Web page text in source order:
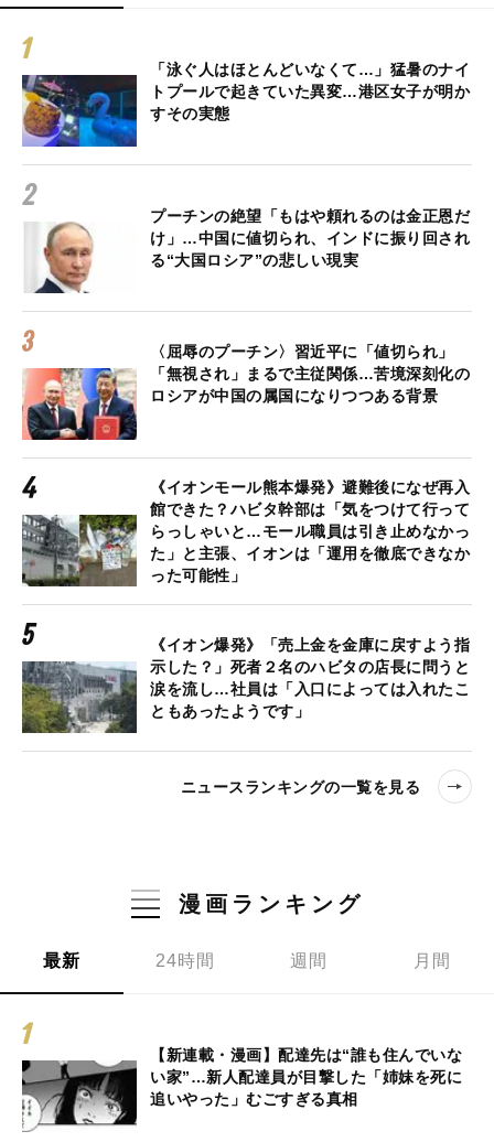
「泳ぐ人はほとんどいなくて…」猛暑のナイ
トプールで起きていた異変…港区女子が明か
すその実態
プーチンの絶望「もはや頼れるのは金正恩だ
け」…中国に値切られ、インドに振り回され
る“大国ロシア”の悲しい現実
〈屈辱のプーチン〉習近平に「値切られ」
「無視され」まるで主従関係…苦境深刻化の
ロシアが中国の属国になりつつある背景
《イオンモール熊本爆発》避難後になぜ再入
館できた？ハビタ幹部は「気をつけて行って
らっしゃいと…モール職員は引き止めなかっ
た」と主張、イオンは「運用を徹底できなか
った可能性」
《イオン爆発》「売上金を金庫に戻すよう指
示した？」死者２名のハビタの店長に問うと
涙を流し…社員は「入口によっては入れたこ
ともあったようです」
ニュースランキングの一覧を見る
漫画ランキング
最新 24時間 週間 月間
【新連載・漫画】配達先は“誰も住んでいな
い家”…新人配達員が目撃した「姉妹を死に
追いやった」むごすぎる真相